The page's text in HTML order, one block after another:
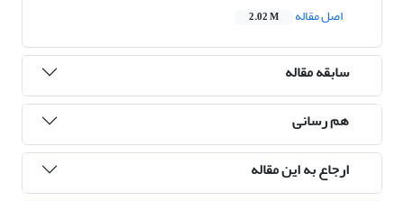
اصل مقاله
2.02 M
سابقه مقاله
هم رسانی
ارجاع به این مقاله